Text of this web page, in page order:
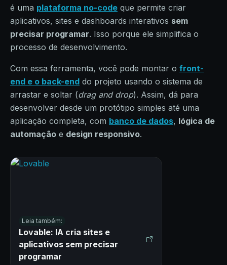
é uma plataforma no-code que permite criar
aplicativos, sites e dashboards interativos sem
precisar programar. Isso porque ele simplifica o
processo de desenvolvimento.
Com essa ferramenta, você pode montar o front-
end e o back-end do projeto usando o sistema de
arrastar e soltar (drag and drop). Assim, dá para
desenvolver desde um protótipo simples até uma
aplicação completa, com banco de dados, lógica de
automação e design responsivo.
Leia também:
Lovable: IA cria sites e
aplicativos sem precisar
programar